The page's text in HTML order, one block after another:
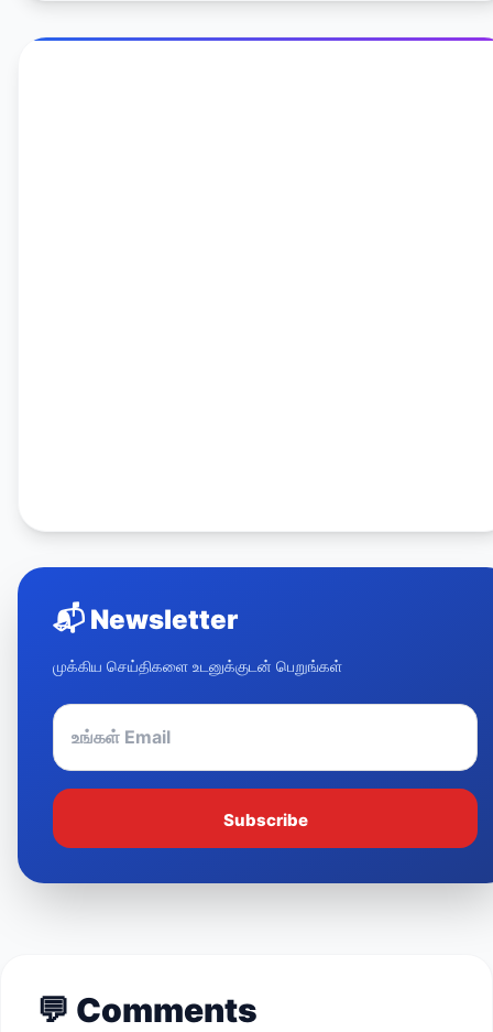
📬 Newsletter
முக்கிய செய்திகளை உடனுக்குடன் பெறுங்கள்
Subscribe
💬 Comments